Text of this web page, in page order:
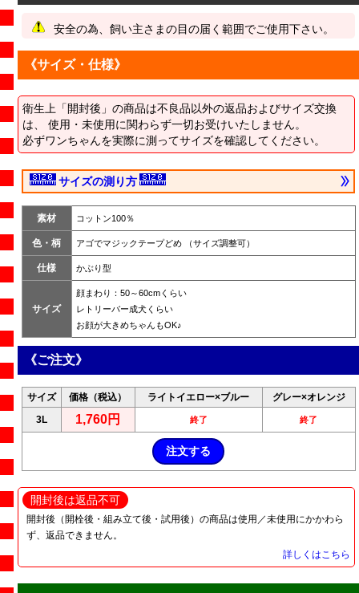
安全の為、飼い主さまの目の届く範囲でご使用下さい。
《サイズ・仕様》
衛生上「開封後」の商品は不良品以外の返品およびサイズ交換
は、 使用・未使用に関わらず一切お受けいたしません。
必ずワンちゃんを実際に測ってサイズを確認してください。
サイズの測り方
素材 コットン100％
色・柄 アゴでマジックテープどめ （サイズ調整可）
仕様 かぶり型
サイズ
顔まわり：50～60cmくらい
レトリーバー成犬くらい
お顔が大きめちゃんもOK♪
《ご注文》
サイズ 価格（税込） ライトイエロー×ブルー
グレー×オレンジ
3L
1,760円 終了 終了
開封後は返品不可
開封後（開栓後・組み立て後・試用後）の商品は使用／未使用にかかわら
ず、返品できません。
詳しくはこちら